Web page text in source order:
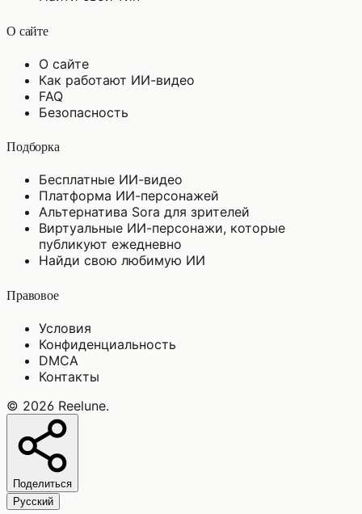
О сайте
О сайте
Как работают ИИ-видео
FAQ
Безопасность
Подборка
Бесплатные ИИ-видео
Платформа ИИ-персонажей
Альтернатива Sora для зрителей
Виртуальные ИИ-персонажи, которые
публикуют ежедневно
Найди свою любимую ИИ
Правовое
Условия
Конфиденциальность
DMCA
Контакты
© 2026 Reelune.
Поделиться
Русский